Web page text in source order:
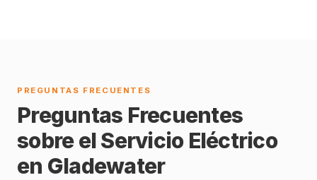
PREGUNTAS FRECUENTES
Preguntas Frecuentes
sobre el Servicio Eléctrico
en Gladewater